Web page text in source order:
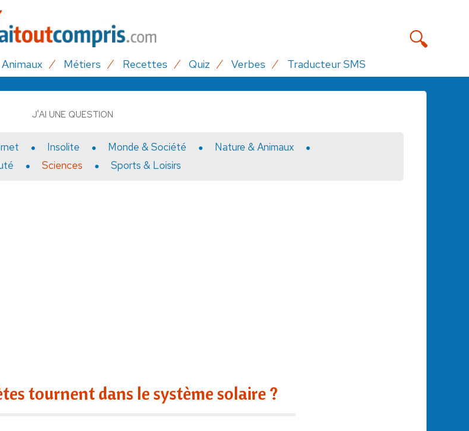
Animaux Métiers Recettes Quiz Verbes Traducteur SMS
J'AI UNE QUESTION
Insolite Monde & Société
Nature & Animaux
Sciences Sports & Loisirs
tournent dans le système solaire ?